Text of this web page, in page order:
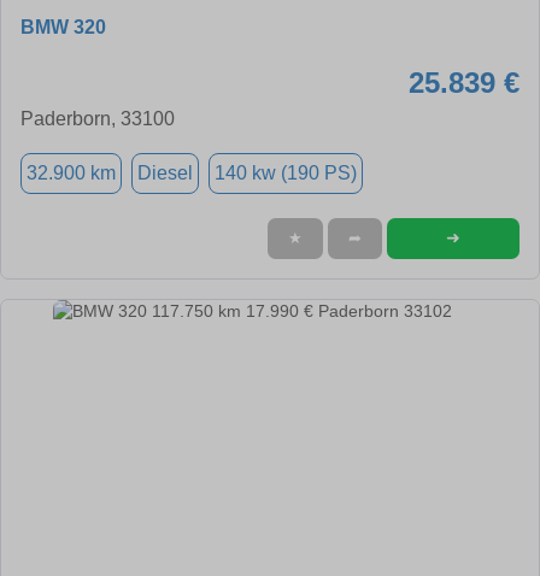
BMW 320
25.839 €
Paderborn, 33100
32.900 km Diesel 140 kw (190 PS)
★ ➦ ➜